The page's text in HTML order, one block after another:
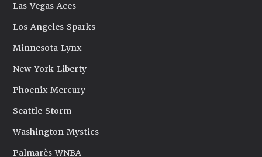
Las Vegas Aces
Los Angeles Sparks
Minnesota Lynx
New York Liberty
Phoenix Mercury
Seattle Storm
Washington Mystics
Palmarès WNBA